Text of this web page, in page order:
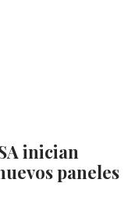
inician
paneles